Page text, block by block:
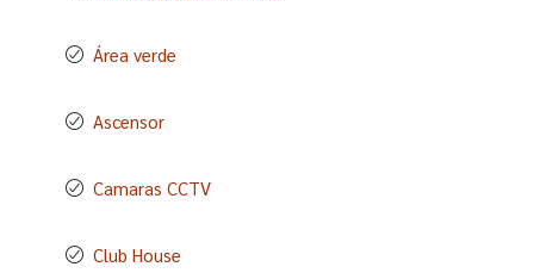
Área verde
Ascensor
Camaras CCTV
Club House